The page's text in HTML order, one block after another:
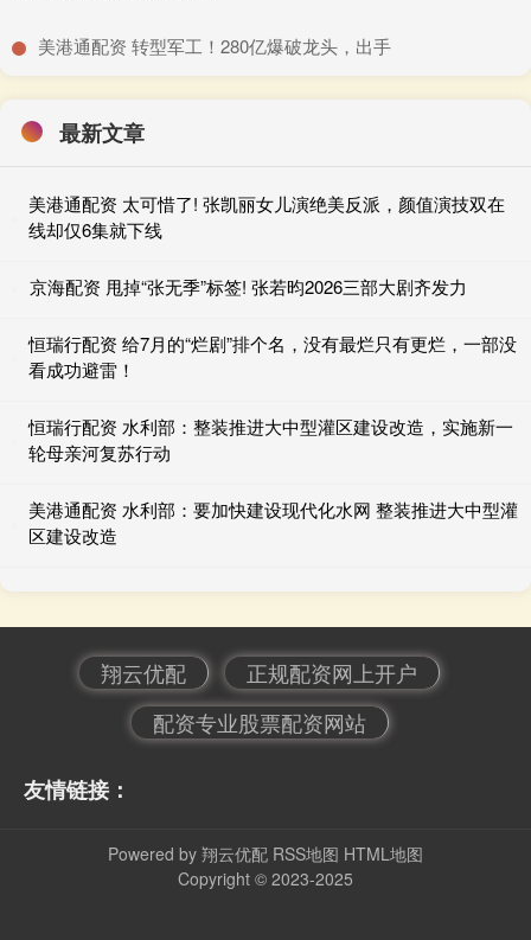
​美港通配资 转型军工！280亿爆破龙头，出手
最新文章
美港通配资 太可惜了! 张凯丽女儿演绝美反派，颜值演技双在
线却仅6集就下线
京海配资 甩掉“张无季”标签! 张若昀2026三部大剧齐发力
恒瑞行配资 给7月的“烂剧”排个名，没有最烂只有更烂，一部没
看成功避雷！
恒瑞行配资 水利部：整装推进大中型灌区建设改造，实施新一
轮母亲河复苏行动
美港通配资 水利部：要加快建设现代化水网 整装推进大中型灌
区建设改造
翔云优配
正规配资网上开户
配资专业股票配资网站
友情链接：
Powered by 翔云优配 RSS地图 HTML地图
Copyright © 2023-2025